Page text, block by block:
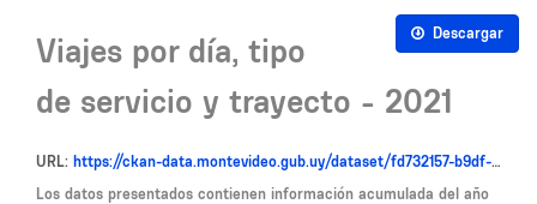
Descargar
Viajes por día, tipo
de servicio y trayecto - 2021
URL: https://ckan-data.montevideo.gub.uy/dataset/fd732157-b9df-46da-9142-6872055e6c39/resource/11b97f02-4dc7-42fe-9e20-cdd434771f94/download/viajes_por_dia_tipo_servicio_trayecto-1.csv
Los datos presentados contienen información acumulada del año